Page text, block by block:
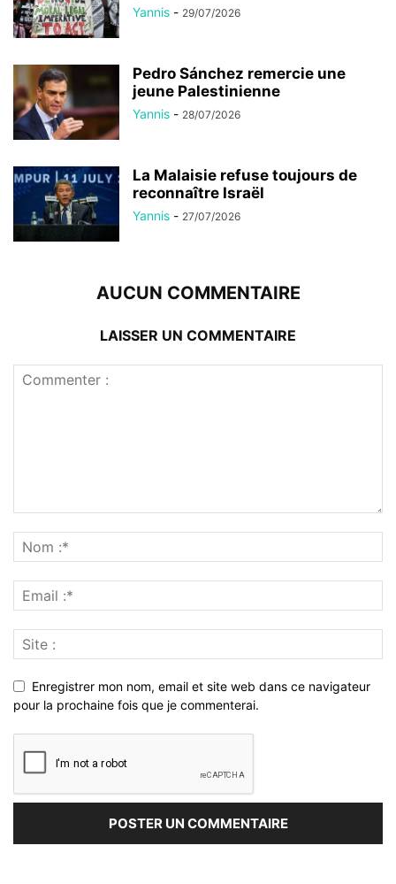
Yannis - 29/07/2026
Pedro Sánchez remercie une
jeune Palestinienne
Yannis - 28/07/2026
La Malaisie refuse toujours de
reconnaître Israël
Yannis - 27/07/2026
AUCUN COMMENTAIRE
LAISSER UN COMMENTAIRE
Enregistrer mon nom, email et site web dans ce navigateur
pour la prochaine fois que je commenterai.